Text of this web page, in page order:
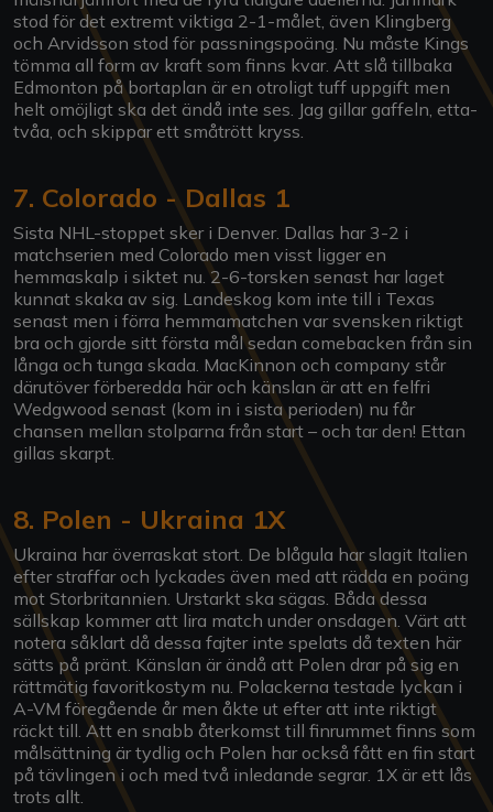
stod för det extremt viktiga 2-1-målet, även Klingberg
och Arvidsson stod för passningspoäng. Nu måste Kings
tömma all form av kraft som finns kvar. Att slå tillbaka
Edmonton på bortaplan är en otroligt tuff uppgift men
helt omöjligt ska det ändå inte ses. Jag gillar gaffeln, etta-
tvåa, och skippar ett småtrött kryss.
7. Colorado - Dallas 1
Sista NHL-stoppet sker i Denver. Dallas har 3-2 i
matchserien med Colorado men visst ligger en
hemmaskalp i siktet nu. 2-6-torsken senast har laget
kunnat skaka av sig. Landeskog kom inte till i Texas
senast men i förra hemmamatchen var svensken riktigt
bra och gjorde sitt första mål sedan comebacken från sin
långa och tunga skada. MacKinnon och company står
därutöver förberedda här och känslan är att en felfri
Wedgwood senast (kom in i sista perioden) nu får
chansen mellan stolparna från start – och tar den! Ettan
gillas skarpt.
8. Polen - Ukraina 1X
Ukraina har överraskat stort. De blågula har slagit Italien
efter straffar och lyckades även med att rädda en poäng
mot Storbritannien. Urstarkt ska sägas. Båda dessa
sällskap kommer att lira match under onsdagen. Värt att
notera såklart då dessa fajter inte spelats då texten här
sätts på pränt. Känslan är ändå att Polen drar på sig en
rättmätig favoritkostym nu. Polackerna testade lyckan i
A-VM föregående år men åkte ut efter att inte riktigt
räckt till. Att en snabb återkomst till finrummet finns som
målsättning är tydlig och Polen har också fått en fin start
på tävlingen i och med två inledande segrar. 1X är ett lås
trots allt.